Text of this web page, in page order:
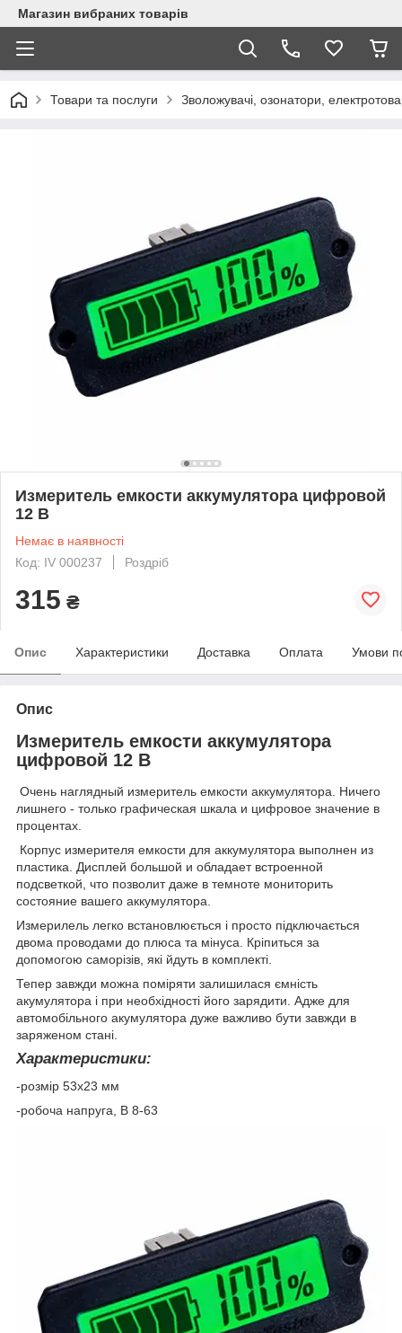
Магазин вибраних товарів
Товари та послуги Зволожувачі, озонатори,
Измеритель емкости аккумулятора цифровой
12 В
Немає в наявності
Код: IV 000237
Роздріб
315 ₴
Опис Характеристики Доставка Оплата Умови
Опис
Измеритель емкости аккумулятора
цифровой 12 В
Очень наглядный измеритель емкости аккумулятора. Ничего
лишнего - только графическая шкала и цифровое значение в
процентах.
Корпус измерителя емкости для аккумулятора выполнен из
пластика. Дисплей большой и обладает встроенной
подсветкой, что позволит даже в темноте мониторить
состояние вашего аккумулятора.
Измерилель легко встановлюється і просто підключається
двома проводами до плюса та мінуса. Кріпиться за
допомогою саморізів, які йдуть в комплекті.
Тепер завжди можна поміряти залишилася ємність
акумулятора і при необхідності його зарядити. Адже для
автомобільного акумулятора дуже важливо бути завжди в
заряженом стані.
Характеристики:
-розмір 53х23 мм
-робоча напруга, В 8-63